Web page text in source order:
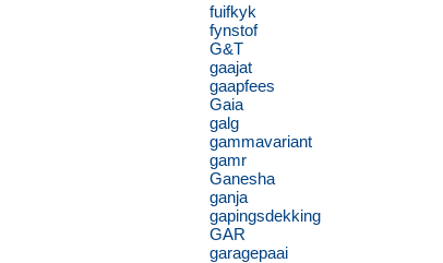
fuifkyk
fynstof
G&T
gaajat
gaapfees
Gaia
galg
gammavariant
gamr
Ganesha
ganja
gapingsdekking
GAR
garagepaai